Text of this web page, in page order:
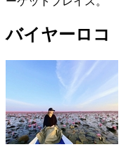
バイヤーロコ